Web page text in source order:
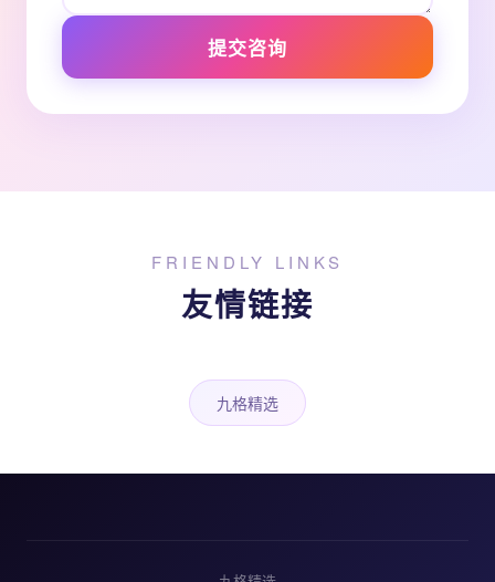
提交咨询
FRIENDLY LINKS
友情链接
九格精选